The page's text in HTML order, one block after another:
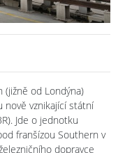
(jižně od Londýna)
nově vznikající státní
Jde o jednotku
franšízou Southern v
dopravce